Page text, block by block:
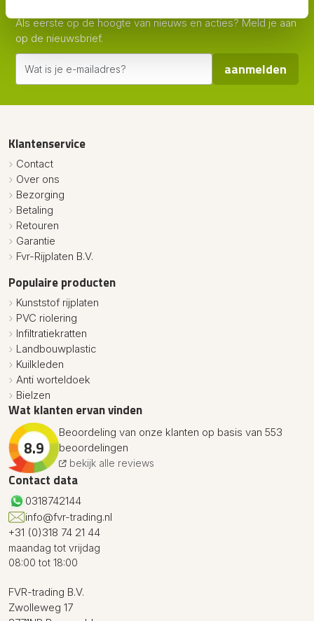
Als eerste op de hoogte van nieuws en acties? Meld je aan
op de nieuwsbrief.
aanmelden
Klantenservice
Contact
Over ons
Bezorging
Betaling
Retouren
Garantie
Fvr-Rijplaten B.V.
Populaire producten
Kunststof rijplaten
PVC riolering
Infiltratiekratten
Landbouwplastic
Kuilkleden
Anti worteldoek
Bielzen
Wat klanten ervan vinden
8.9
Beoordeling van onze klanten op basis van 553
beoordelingen
bekijk alle reviews
Contact data
0318742144
info@fvr-trading.nl
+31 (0)318 74 21 44
maandag tot vrijdag
08:00 tot 18:00
FVR-trading B.V.
Zwolleweg 17